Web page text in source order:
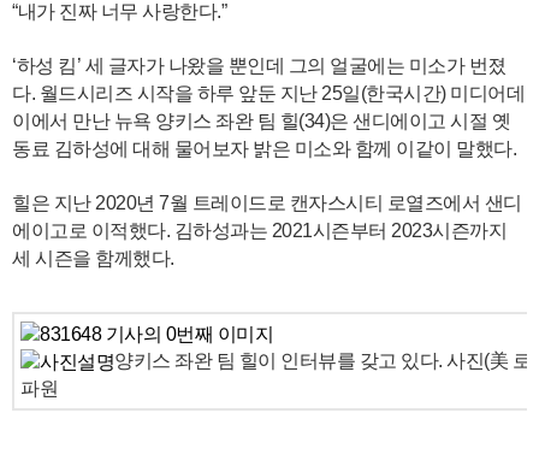
“내가 진짜 너무 사랑한다.”
‘하성 킴’ 세 글자가 나왔을 뿐인데 그의 얼굴에는 미소가 번졌
다. 월드시리즈 시작을 하루 앞둔 지난 25일(한국시간) 미디어데
이에서 만난 뉴욕 양키스 좌완 팀 힐(34)은 샌디에이고 시절 옛
동료 김하성에 대해 물어보자 밝은 미소와 함께 이같이 말했다.
힐은 지난 2020년 7월 트레이드로 캔자스시티 로열즈에서 샌디
에이고로 이적했다. 김하성과는 2021시즌부터 2023시즌까지
세 시즌을 함께했다.
양키스 좌완 팀 힐이 인터뷰를 갖고 있다. 사진(美
파원